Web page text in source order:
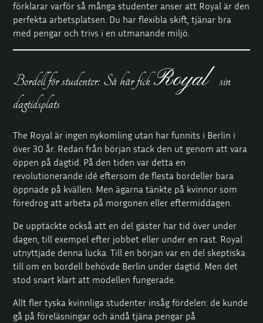
förklarar varför så många studenter anser att Royal är den
perfekta arbetsplatsen. Du har flexibla skift, tjänar bra
med pengar och trivs i en utmanande miljö.
Bordell för studenter: Så här fickRoyal
sin
dagtidsplats
The Royal är ingen nykomling utan har funnits i Berlin i
över 30 år. Redan från början stack den ut genom att vara
öppen på dagtid. På den tiden var detta en
revolutionerande idé eftersom de flesta bordeller bara
öppnade på kvällen. Men ägarna tänkte på kvinnor som
föredrog att arbeta på morgonen eller eftermiddagen.
De upptäckte också att en del gäster har tid över under
dagen, till exempel efter jobbet eller under en rast. Royal
utnyttjade denna lucka. Till en början var en del skeptiska
till om en bordell behövde Berlin under dagtid. Men det
stod snart klart att modellen fungerade.
Allt fler tyska kvinnliga studenter insåg fördelen: de kunde
gå på föreläsningar och ändå tjäna pengar på